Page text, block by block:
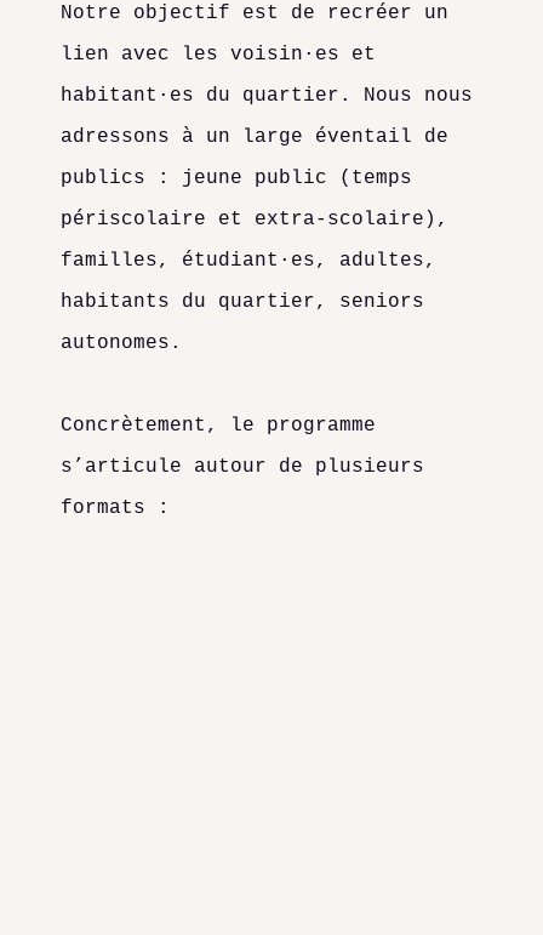
Notre objectif est de recréer un
lien avec les voisin·es et
habitant·es du quartier. Nous nous
adressons à un large éventail de
publics : jeune public (temps
périscolaire et extra-scolaire),
familles, étudiant·es, adultes,
habitants du quartier, seniors
autonomes.
Concrètement, le programme
s’articule autour de plusieurs
formats :